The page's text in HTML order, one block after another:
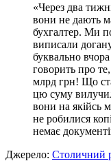
«Через два
вони не дають
бухгалтер. Ми
виписали
буквально
говорить про
млрд грн! Що
цю суму
вони на якійсь
не робилися
немає
Джерело: Столичний